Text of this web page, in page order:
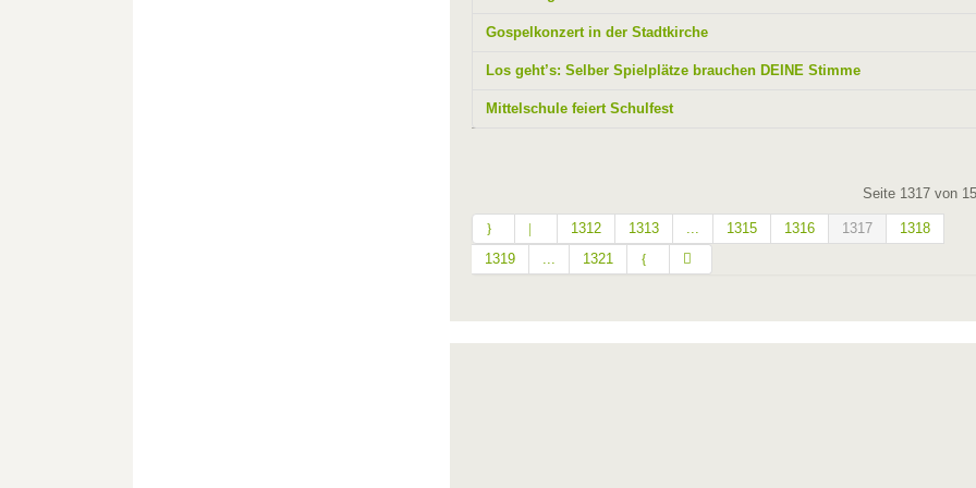
Gospelkonzert in der Stadtkirche
Los geht’s: Selber Spielplätze brauchen DEINE Stimme
Mittelschule feiert Schulfest
Seite 1317 von
1312 1313 ... 1315 1316 1317
1318
1319
... 1321